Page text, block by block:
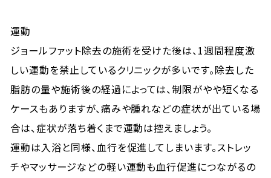
運動
ジョールファット除去の施術を受けた後は、1週間程度激
しい運動を禁止しているクリニックが多いです。除去した
脂肪の量や施術後の経過によっては、制限がやや短くなる
ケースもありますが、痛みや腫れなどの症状が出ている場
合は、症状が落ち着くまで運動は控えましょう。
運動は入浴と同様、血行を促進してしまいます。ストレッ
チやマッサージなどの軽い運動も血行促進につながるの